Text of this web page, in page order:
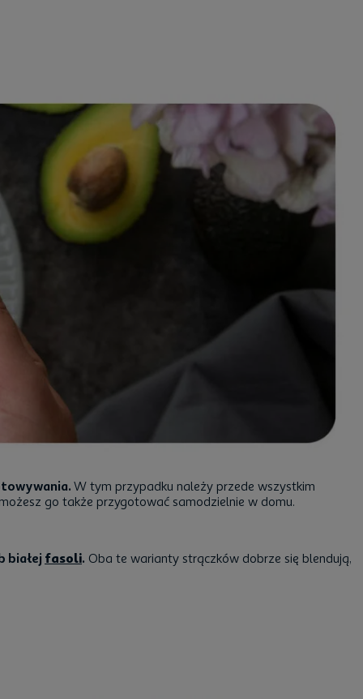
W tym przypadku należy przede wszystkim
go także przygotować samodzielnie w domu.
białej fasoli. Oba te warianty strączków dobrze się blendują,